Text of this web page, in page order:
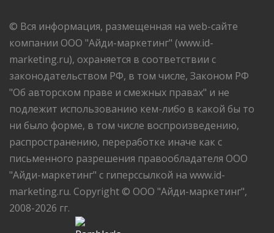
© Вся информация, размещенная на web-сайте
компании ООО "Айди-маркетинг" (www.id-
marketing.ru), охраняется в соответствии с
законодательством РФ, в том числе, Законом РФ
"Об авторском праве и смежных правах" и не
подлежит использованию кем-либо в какой бы то
ни было форме, в том числе воспроизведению,
распространению, переработке иначе как с
письменного разрешения правообладателя ООО
"Айди-маркетинг" с гиперссылкой на www.id-
marketing.ru. Copyright © ООО "Айди-маркетинг",
2008-2026 гг.